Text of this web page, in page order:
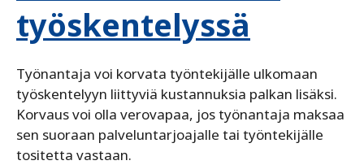
työskentelyssä
Työnantaja voi korvata työntekijälle ulkomaan
työskentelyyn liittyviä kustannuksia palkan lisäksi.
Korvaus voi olla verovapaa, jos työnantaja maksaa
sen suoraan palveluntarjoajalle tai työntekijälle
tositetta vastaan.